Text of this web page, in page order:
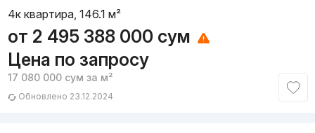
4к квартира, 146.1 м²
от 2 495 388 000 сум
Цена по запросу
17 080 000 сум за м²
Обновлено 23.12.2024